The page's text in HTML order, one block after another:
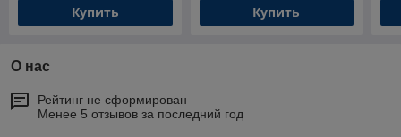
Купить Купить
О нас
Рейтинг не сформирован
Менее 5 отзывов за последний год